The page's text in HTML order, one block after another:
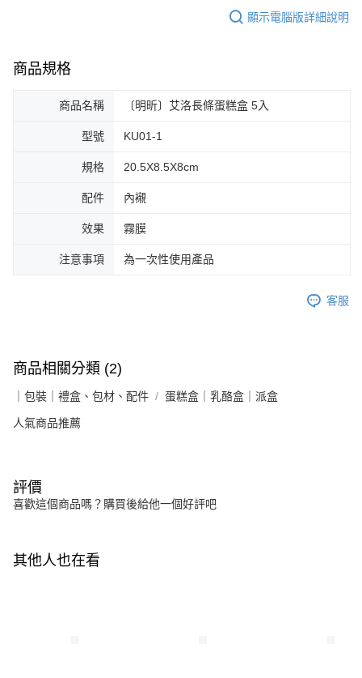
顯示電腦版詳細說明
商品規格
商品名稱 〔明昕〕艾洛長條蛋糕盒 5入
型號 KU01-1
規格 20.5X8.5X8cm
配件 內襯
效果 霧膜
注意事項 為一次性使用產品
客服
商品相關分類 (2)
｜包裝｜禮盒、包材、配件 蛋糕盒｜乳酪盒｜派盒
人氣商品推薦
評價
喜歡這個商品嗎？購買後給他一個好評吧
其他人也在看